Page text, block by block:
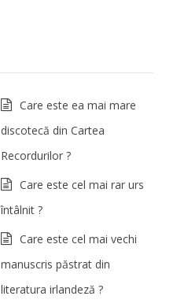
Care este ea mai mare
discotecă din Cartea
Recordurilor ?
Care este cel mai rar urs
întâlnit ?
Care este cel mai vechi
manuscris păstrat din
literatura irlandeză ?